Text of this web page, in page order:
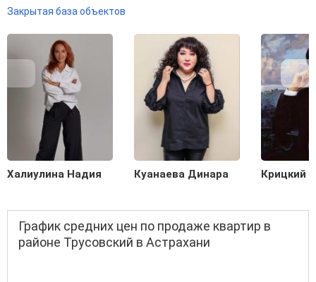
Закрытая база объектов
Халиулина Надия Куанаева Динара Крицкий
График средних цен по продаже квартир в
районе Трусовский в Астрахани